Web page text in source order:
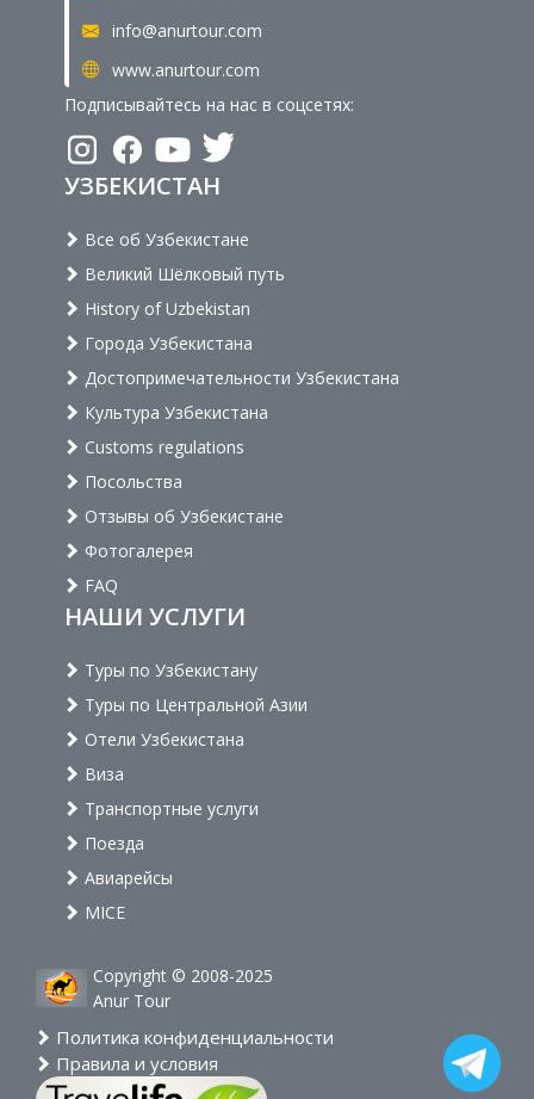
info@anurtour.com
www.anurtour.com
Подписывайтесь на нас в соцсетях:
УЗБЕКИСТАН
Все об Узбекистане
Великий Шёлковый путь
History of Uzbekistan
Города Узбекистана
Достопримечательности Узбекистана
Культура Узбекистана
Customs regulations
Посольства
Отзывы об Узбекистане
Фотогалерея
FAQ
НАШИ УСЛУГИ
Туры по Узбекистану
Туры по Центральной Азии
Отели Узбекистана
Виза
Транспортные услуги
Поезда
Авиарейсы
MICE
Copyright © 2008-2025
Anur Tour
Политика конфиденциальности
Правила и условия